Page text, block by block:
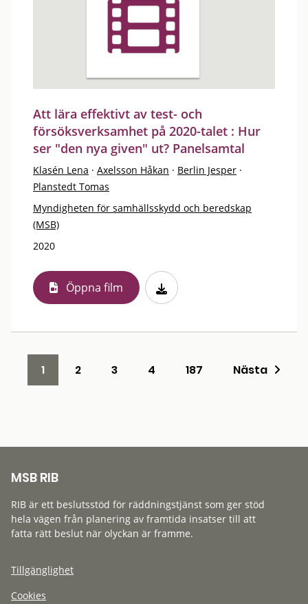
Att lära effektivt av test- och
försöksverksamhet på 2020-talet : Hur
ser "den nya given" ut? Panelsamtal
Klasén Lena · Axelsson Håkan · Berlin Jesper ·
Planstedt Tomas
Myndigheten för samhällsskydd och beredskap
(MSB)
2020
Öppna film
1 2 3 4 187 Nästa
MSB RIB
RIB är ett beslutsstöd för räddningstjänst som ger stöd
hela vägen från planering av framtida insatser till att
fatta rätt beslut när olyckan är framme.
Tillgänglighet
Cookies